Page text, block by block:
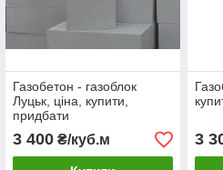
Газобетон - газоблок
Луцьк, ціна, купити,
придбати
3 400₴/куб.м 3